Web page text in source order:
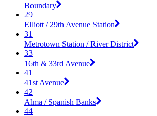
Boundary
29
Elliott / 29th Avenue Station
31
Metrotown Station / River District
33
16th & 33rd Avenue
41
41st Avenue
42
Alma / Spanish Banks
44